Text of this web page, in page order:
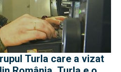
Turla care a vizat